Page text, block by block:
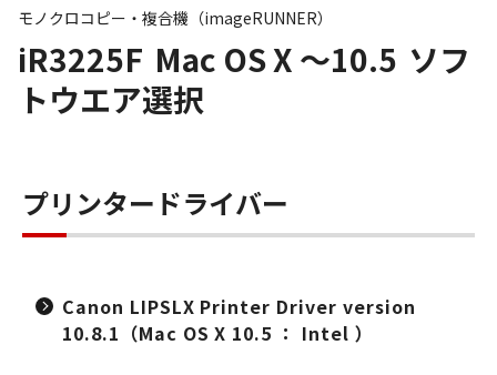
iR3225F Mac OS X ～10.5 ソフ
トウエア選択
モノクロコピー・複合機（imageRUNNER）
プリンタードライバー
Canon LIPSLX Printer Driver version
10.8.1（Mac OS X 10.5 ： Intel ）